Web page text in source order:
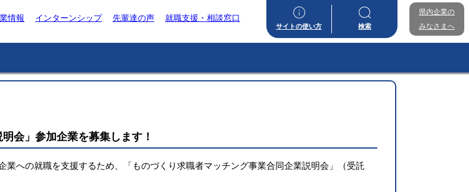
情報 インターンシップ 先輩達の声 就職支援・相談窓口
サイトの使い方 検索
県内企業の
みなさまへ
会」参加企業を募集します！
業への就職を支援するため、「ものづくり求職者マッチング事業合同企業説明会」（受託